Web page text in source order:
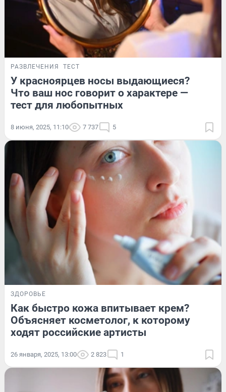
РАЗВЛЕЧЕНИЯ ТЕСТ
У красноярцев носы выдающиеся?
Что ваш нос говорит о характере —
тест для любопытных
8 июня, 2025, 11:10 7 737 5
ЗДОРОВЬЕ
Как быстро кожа впитывает крем?
Объясняет косметолог, к которому
ходят российские артисты
26 января, 2025, 13:00 2 823 1